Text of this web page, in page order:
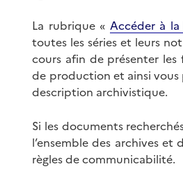
La rubrique « Accéder à
toutes les séries et leurs
cours afin de présenter
de production et ainsi
description archivistique.
Si les documents
l’ensemble des archives
règles de communicabilité.